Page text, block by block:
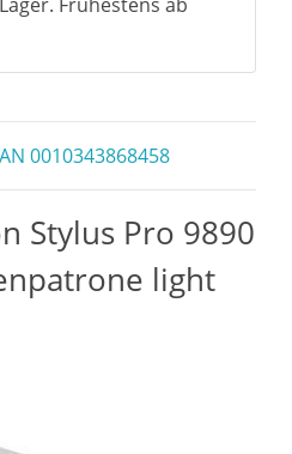
0010343868458
Stylus Pro 9890
light